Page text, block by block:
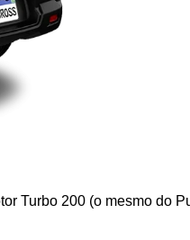
Turbo 200 (o mesmo do